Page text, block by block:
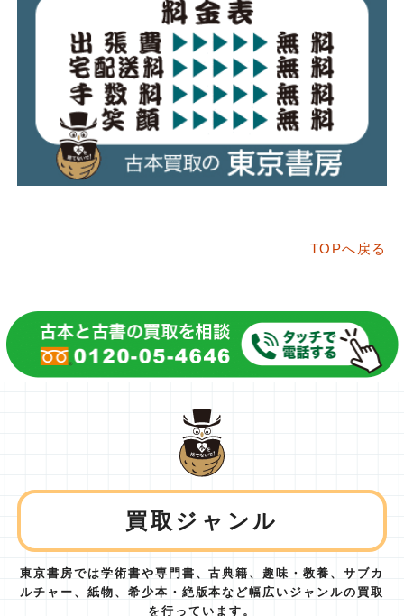
TOPへ戻る
買取ジャンル
東京書房では学術書や専門書、古典籍、趣味・教養、サブカ
ルチャー、紙物、 希少本・絶版本など幅広いジャンルの買取
を行っています。